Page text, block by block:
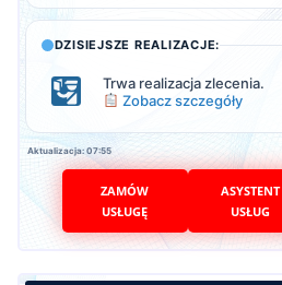
DZISIEJSZE REALIZACJE:
Trwa realizacja zlecenia.
Zobacz szczegóły
Aktualizacja: 07:55
ZAMÓW
USŁUGĘ
ASYSTENT
USŁUG